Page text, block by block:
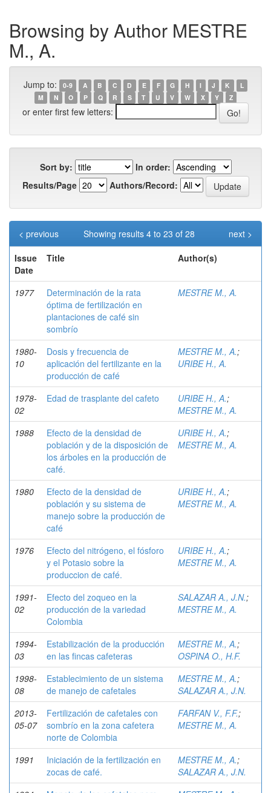
Browsing by Author MESTRE
M., A.
Jump to: 0-9 A B C D E F G H I J K
L
M
N O P Q R S T U V W X Y Z
or enter first few letters:
Sort by:
In order:
Results/Page
Authors/Record:
Showing results 4 to 23 of 28
< previous
next >
Issue
Date
Title Author(s)
1977
Determinación de la rata
óptima de fertilización en
plantaciones de café sin
sombrío
MESTRE M., A.
1980-
10
Dosis y frecuencia de
aplicación del fertilizante en la
producción de café
MESTRE M., A.;
URIBE H., A.
1978-
02
Edad de trasplante del cafeto URIBE H., A.;
MESTRE M., A.
1988
Efecto de la densidad de
población y de la disposición de
los árboles en la producción de
café.
URIBE H., A.;
MESTRE M., A.
1980
Efecto de la densidad de
población y su sistema de
manejo sobre la producción de
café
URIBE H., A.;
MESTRE M., A.
1976
Efecto del nitrógeno, el fósforo
y el Potasio sobre la
produccion de café.
URIBE H., A.;
MESTRE M., A.
1991-
02
Efecto del zoqueo en la
producción de la variedad
Colombia
SALAZAR A., J.N.;
MESTRE M., A.
1994-
03
Estabilización de la producción
en las fincas cafeteras
MESTRE M., A.;
OSPINA O., H.F.
1998-
08
Establecimiento de un sistema
de manejo de cafetales
MESTRE M., A.;
SALAZAR A., J.N.
2013-
05-07
Fertilización de cafetales con
sombrío en la zona cafetera
norte de Colombia
FARFAN V., F.F.;
MESTRE M., A.
1991
Iniciación de la fertilización en
zocas de café.
MESTRE M., A.;
SALAZAR A., J.N.